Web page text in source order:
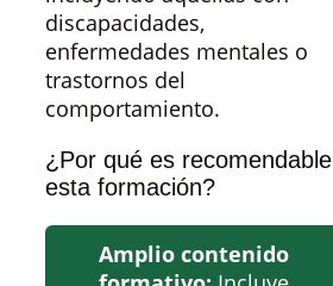
discapacidades,
enfermedades mentales o
trastornos del
comportamiento.
¿Por qué es recomendable
esta formación?
Amplio contenido